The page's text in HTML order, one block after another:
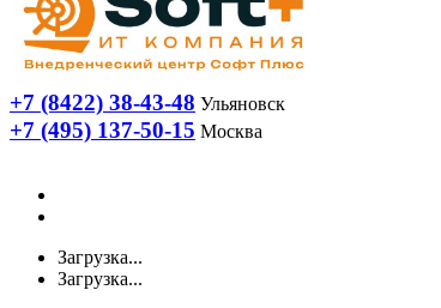
+7 (8422) 38-43-48 Ульяновск
+7 (495) 137-50-15 Москва
Загрузка...
Загрузка...